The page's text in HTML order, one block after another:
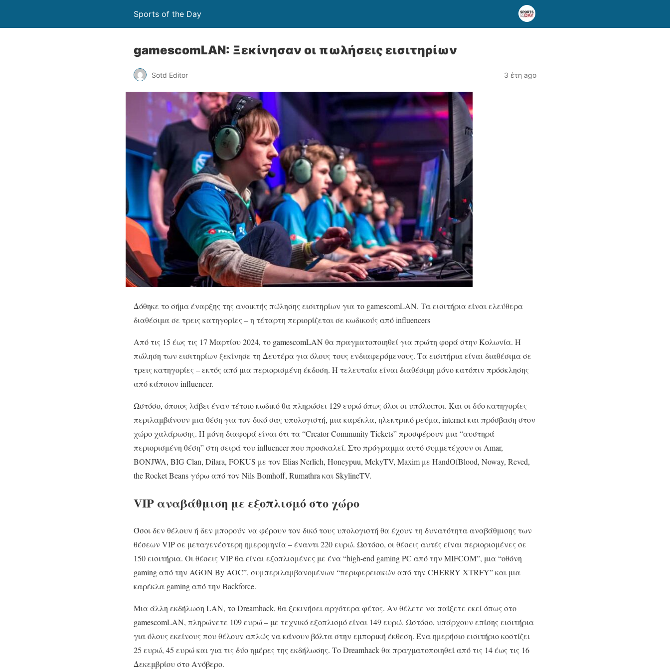
Sports of the Day
gamescomLAN: Ξεκίνησαν οι πωλήσεις εισιτηρίων
Sotd Editor 3 έτη ago
Δόθηκε το σήμα έναρξης της ανοικτής πώλησης εισιτηρίων για το gamescomLAN. Τα εισιτήρια είναι ελεύθερα
διαθέσιμα σε τρεις κατηγορίες – η τέταρτη περιορίζεται σε κωδικούς από influencers
Από τις 15 έως τις 17 Μαρτίου 2024, το gamescomLAN θα πραγματοποιηθεί για πρώτη φορά στην Κολωνία. Η
πώληση των εισιτηρίων ξεκίνησε τη Δευτέρα για όλους τους ενδιαφερόμενους. Τα εισιτήρια είναι διαθέσιμα σε
τρεις κατηγορίες – εκτός από μια περιορισμένη έκδοση. Η τελευταία είναι διαθέσιμη μόνο κατόπιν πρόσκλησης
από κάποιον influencer.
Ωστόσο, όποιος λάβει έναν τέτοιο κωδικό θα πληρώσει 129 ευρώ όπως όλοι οι υπόλοιποι. Και οι δύο κατηγορίες
περιλαμβάνουν μια θέση για τον δικό σας υπολογιστή, μια καρέκλα, ηλεκτρικό ρεύμα, internet και πρόσβαση στον
χώρο χαλάρωσης. Η μόνη διαφορά είναι ότι τα “Creator Community Tickets” προσφέρουν μια “αυστηρά
περιορισμένη θέση” στη σειρά του influencer που προσκαλεί. Στο πρόγραμμα αυτό συμμετέχουν οι Amar,
BONJWA, BIG Clan, Dilara, FOKUS με τον Elias Nerlich, Honeypuu, MckyTV, Maxim με HandOfBlood, Noway, Reved,
the Rocket Beans γύρω από τον Nils Bomhoff, Rumathra και SkylineTV.
VIP αναβάθμιση με εξοπλισμό στο χώρο
Όσοι δεν θέλουν ή δεν μπορούν να φέρουν τον δικό τους υπολογιστή θα έχουν τη δυνατότητα αναβάθμισης των
θέσεων VIP σε μεταγενέστερη ημερομηνία – έναντι 220 ευρώ. Ωστόσο, οι θέσεις αυτές είναι περιορισμένες σε
150 εισιτήρια. Οι θέσεις VIP θα είναι εξοπλισμένες με ένα “high-end gaming PC από την MIFCOM”, μια “οθόνη
gaming από την AGON By AOC”, συμπεριλαμβανομένων “περιφερειακών από την CHERRY XTRFY” και μια
καρέκλα gaming από την Backforce.
Μια άλλη εκδήλωση LAN, το Dreamhack, θα ξεκινήσει αργότερα φέτος. Αν θέλετε να παίξετε εκεί όπως στο
gamescomLAN, πληρώνετε 109 ευρώ – με τεχνικό εξοπλισμό είναι 149 ευρώ. Ωστόσο, υπάρχουν επίσης εισιτήρια
για όλους εκείνους που θέλουν απλώς να κάνουν βόλτα στην εμπορική έκθεση. Ένα ημερήσιο εισιτήριο κοστίζει
25 ευρώ, 45 ευρώ και για τις δύο ημέρες της εκδήλωσης. Το Dreamhack θα πραγματοποιηθεί από τις 14 έως τις 16
Δεκεμβρίου στο Ανόβερο.